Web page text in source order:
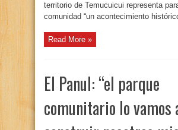
territorio de Temucuicui representa
comunidad “un acontecimiento
Read More »
El Panul: “el parque
comunitario lo vamos